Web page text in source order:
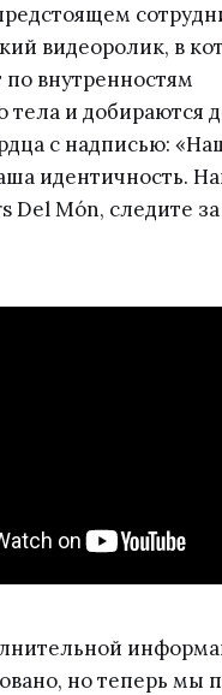
видеоролик, в
внутренностям
тела и добираются
с надписью:
идентичность.
Del Món, следите за
но теперь мы